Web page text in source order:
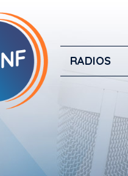
RADIOS